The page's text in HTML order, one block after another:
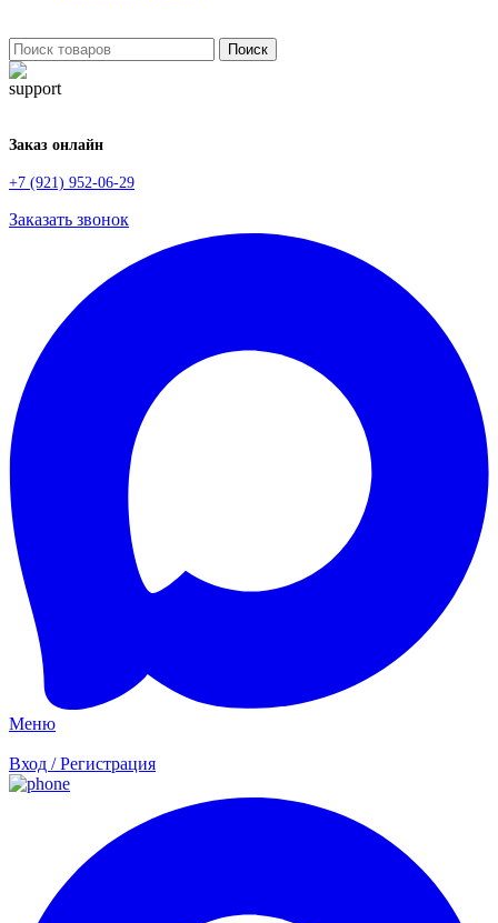
Поиск
Заказ онлайн
+7 (921) 952-06-29
Заказать звонок
Меню
Вход / Регистрация